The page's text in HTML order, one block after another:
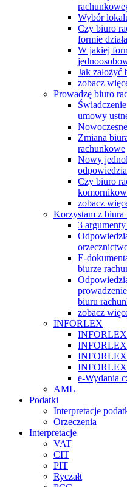
Wybór
Czy biuro
formie
W jakiej
Jak
zobacz
Prowadzę biuro
umowy
Zmiana
rachunkowe
Nowy
Czy biuro
zobacz
Korzystam z biura
3
E-
biurze
biuru
zobacz
INFORLEX
INFORLEX
INFORLEX
e-Wydania
AML
Podatki
Interpretacje
Orzeczenia
Interpretacje
VAT
CIT
PIT
Ryczałt